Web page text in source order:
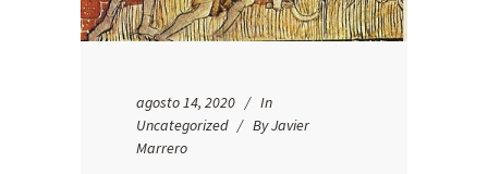
agosto 14, 2020
In
Uncategorized
ByJavier
Marrero